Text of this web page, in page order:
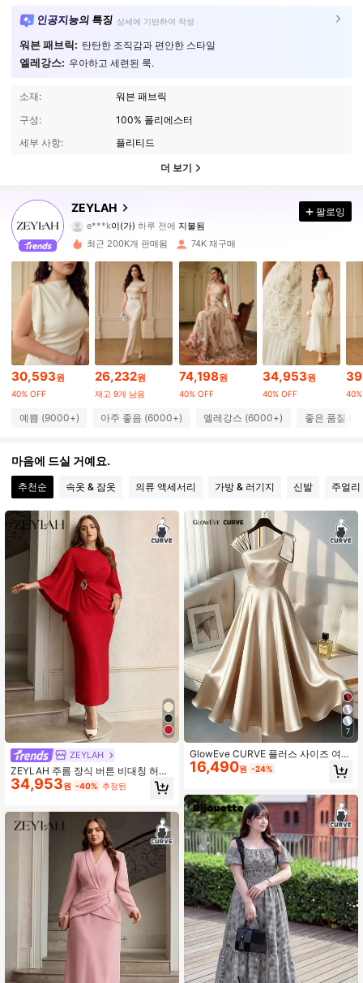
인공지능의 특징 상세에 기반하여 작성
워븐 패브릭: 탄탄한 조직감과 편안한 스타일
엘레강스: 우아하고 세련된 룩.
소재:
워븐 패브릭
구성:
100% 폴리에스터
세부 사항:
플리티드
더 보기
ZEYLAH
4.83
434K 팔로워
e***k이(가)하루 전에 지불됨
4.83 434K 팔로워
4.83 434K 팔로워
4.83 434K 팔로워
4.83
4.83 434K 팔로워
434K 팔로워
4.83 434K 팔로워
4.83 434K 팔로워
팔로잉
최근 200K개 판매됨 74K 재구매
30,593원
40% OFF
26,232원
재고 9개 남음
74,198원
40% OFF
34,953원
40% OFF
예쁨 (9000+) 아주 좋음 (6000+) 엘레강스 (6000+) 좋은 품질
마음에 드실 거예요.
추천순 속옷 & 잠옷 의류 액세서리 가방 & 러기지 신발 주얼
ZEYLAH
ZEYLAH 주름 장식 버튼 비대칭 허리
피트 롱 드레스, 봄/여름
34,953원 -40% 추정된
7
GlowEve CURVE 플러스 사이즈 여성
용 우아한 새틴 플레어 드레스
16,490원 -24%